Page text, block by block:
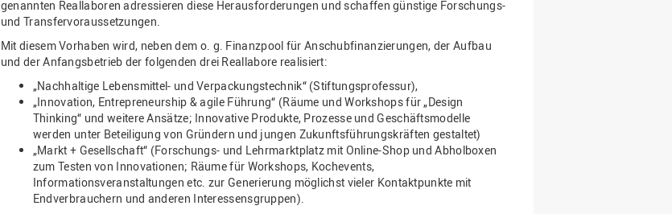
genannten Reallaboren adressieren diese Herausforderungen und schaffen günstige Forschungs-
und Transfervoraussetzungen.
Mit diesem Vorhaben wird, neben dem o. g. Finanzpool für Anschubfinanzierungen, der Aufbau
und der Anfangsbetrieb der folgenden drei Reallabore realisiert:
„Nachhaltige Lebensmittel- und Verpackungstechnik“ (Stiftungsprofessur),
„Innovation, Entrepreneurship & agile Führung“ (Räume und Workshops für „Design
Thinking“ und weitere Ansätze; Innovative Produkte, Prozesse und Geschäftsmodelle
werden unter Beteiligung von Gründern und jungen Zukunftsführungskräften gestaltet)
„Markt + Gesellschaft“ (Forschungs- und Lehrmarktplatz mit Online-Shop und Abholboxen
zum Testen von Innovationen; Räume für Workshops, Kochevents,
Informationsveranstaltungen etc. zur Generierung möglichst vieler Kontaktpunkte mit
Endverbrauchern und anderen Interessensgruppen).